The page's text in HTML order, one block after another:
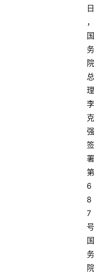
日
，
国
务
院
总
理
李
克
强
签
署
第
6
8
7
号
国
务
院